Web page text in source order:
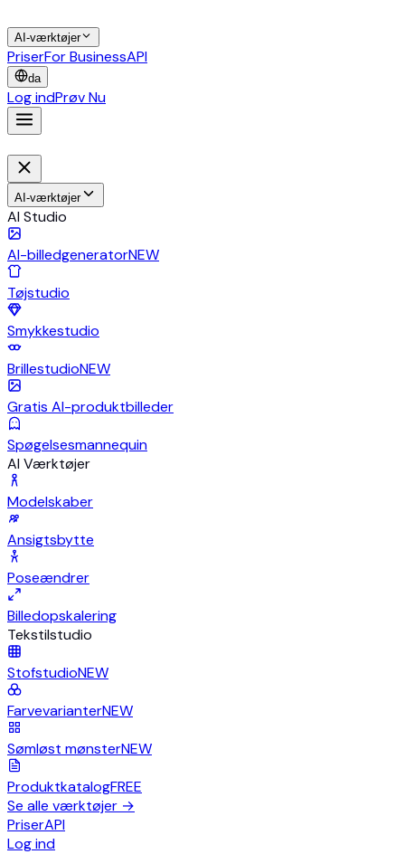
AI-værktøjer
PriserFor BusinessAPI
da
Log indPrøv Nu
AI-værktøjer
AI Studio
AI-billedgeneratorNEW
Tøjstudio
Smykkestudio
BrillestudioNEW
Gratis AI-produktbilleder
Spøgelsesmannequin
AI Værktøjer
Modelskaber
Ansigtsbytte
Poseændrer
Billedopskalering
Tekstilstudio
StofstudioNEW
FarvevarianterNEW
Sømløst mønsterNEW
ProduktkatalogFREE
Se alle værktøjer →
PriserAPI
Log ind